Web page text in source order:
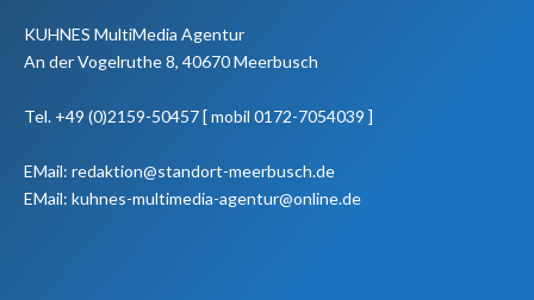
KUHNES MultiMedia Agentur
An der Vogelruthe 8, 40670 Meerbusch
Tel. +49 (0)2159-50457 [ mobil 0172-7054039 ]
EMail: redaktion@standort-meerbusch.de
EMail: kuhnes-multimedia-agentur@online.de